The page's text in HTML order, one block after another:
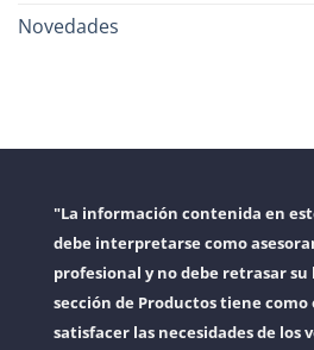
Novedades
"La información contenida en
debe interpretarse como
profesional y no debe retrasar su
sección de Productos tiene
satisfacer las necesidades de los